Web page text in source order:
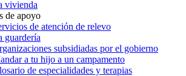
vivienda
de apoyo
de atención de relevo
guardería
subsidiadas por el gobierno
a tu hijo a un campamento
de especialidades y terapias